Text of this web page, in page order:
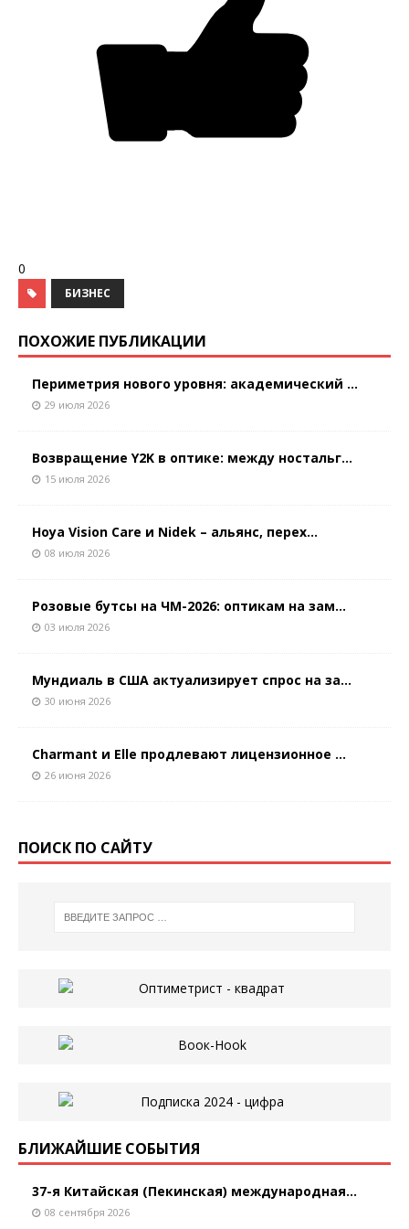
0
БИЗНЕС
ПОХОЖИЕ ПУБЛИКАЦИИ
Периметрия нового уровня: академический ...
29 июля 2026
Возвращение Y2K в оптике: между ностальг...
15 июля 2026
Hoya Vision Care и Nidek – альянс, перех...
08 июля 2026
Розовые бутсы на ЧМ-2026: оптикам на зам...
03 июля 2026
Мундиаль в США актуализирует спрос на за...
30 июня 2026
Charmant и Elle продлевают лицензионное ...
26 июня 2026
ПОИСК ПО САЙТУ
БЛИЖАЙШИЕ СОБЫТИЯ
37-я Китайская (Пекинская) международная...
08 сентября 2026